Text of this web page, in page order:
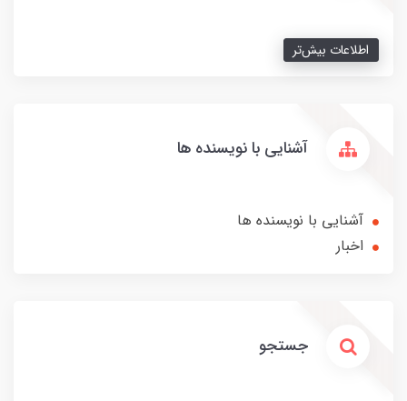
اطلاعات بیش‌تر
آشنایی با نویسنده ها
آشنایی با نویسنده ها
اخبار
جستجو